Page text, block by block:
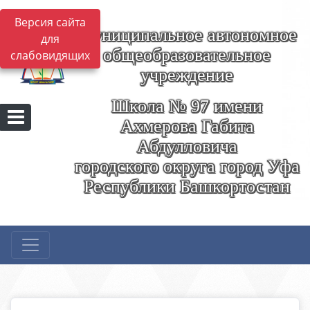
Версия сайта
для
слабовидящих
Муниципальное автономное
общеобразовательное
учреждение
Школа № 97 имени
Ахмерова Габита
Абдулловича
городского округа город Уфа
Республики Башкортостан